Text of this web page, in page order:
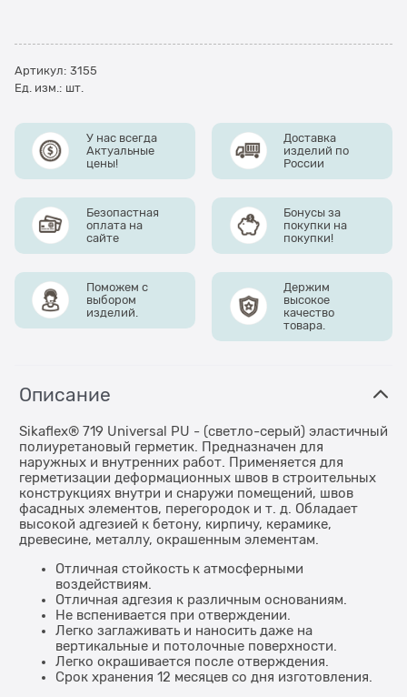
Артикул: 3155
Ед. изм.: шт.
У нас всегда
Актуальные
цены!
Доставка
изделий по
России
Безопастная
оплата на
сайте
Бонусы за
покупки на
покупки!
Поможем с
выбором
изделий.
Держим
высокое
качество
товара.
Описание
Sikaflex® 719 Universal PU - (светло-серый) эластичный
полиуретановый герметик. Предназначен для
наружных и внутренних работ. Применяется для
герметизации деформационных швов в строительных
конструкциях внутри и снаружи помещений, швов
фасадных элементов, перегородок и т. д. Обладает
высокой адгезией к бетону, кирпичу, керамике,
древесине, металлу, окрашенным элементам.
Отличная стойкость к атмосферными
воздействиям.
Отличная адгезия к различным основаниям.
Не вспенивается при отверждении.
Легко заглаживать и наносить даже на
вертикальные и потолочные поверхности.
Легко окрашивается после отверждения.
Срок хранения 12 месяцев со дня изготовления.